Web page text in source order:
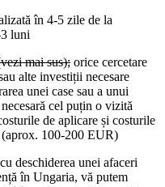
în 4-5 zile de la
luni
mai sus); orice cercetare
alte investiții necesare
unei case sau a unui
cel puțin o vizită
de aplicare și costurile
100-200 EUR)
deschiderea unei afaceri
în Ungaria, vă putem